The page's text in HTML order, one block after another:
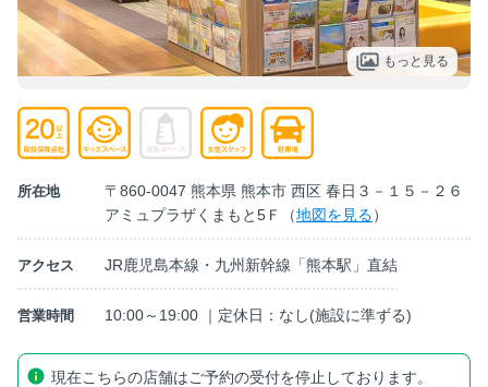
もっと見る
所在地
〒860-0047 熊本県 熊本市 西区 春日３－１５－２６
アミュプラザくまもと5Ｆ（地図を見る）
アクセス JR鹿児島本線・九州新幹線「熊本駅」直結
営業時間 10:00～19:00 ｜定休日：なし(施設に準ずる)
現在こちらの店舗はご予約の受付を停止しております。